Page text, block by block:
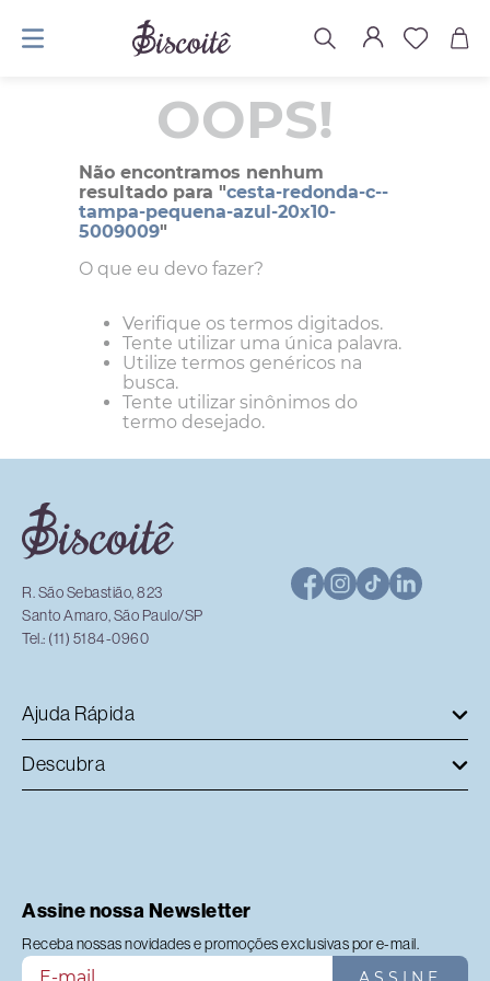
OOPS!
Não encontramos nenhum
resultado para "cesta-redonda-c--
tampa-pequena-azul-20x10-
5009009"
O que eu devo fazer?
Verifique os termos digitados.
Tente utilizar uma única palavra.
Utilize termos genéricos na
busca.
Tente utilizar sinônimos do
termo desejado.
R. São Sebastião, 823
Santo Amaro, São Paulo/SP
Tel.: (11) 5184-0960
Ajuda Rápida
Descubra
Assine nossa Newsletter
Receba nossas novidades e promoções exclusivas por e-mail.